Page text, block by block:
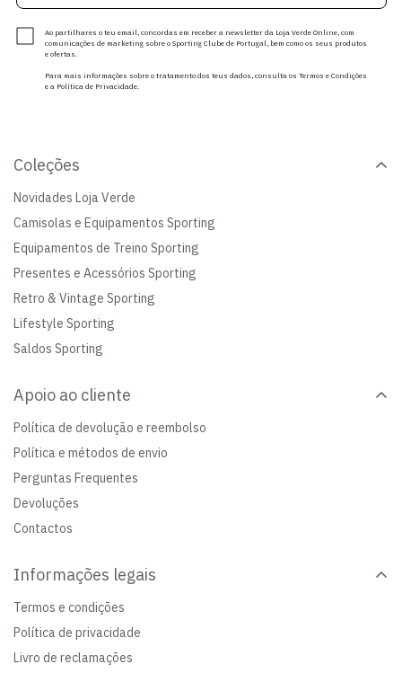
Ao partilhares o teu email, concordas em receber a newsletter da Loja Verde Online, com
comunicações de marketing sobre o Sporting Clube de Portugal, bem como os seus produtos
e ofertas.
Para mais informações sobre o tratamento dos teus dados, consulta os Termos e Condições
e a Política de Privacidade.
Coleções
Novidades Loja Verde
Camisolas e Equipamentos Sporting
Equipamentos de Treino Sporting
Presentes e Acessórios Sporting
Retro & Vintage Sporting
Lifestyle Sporting
Saldos Sporting
Apoio ao cliente
Política de devolução e reembolso
Política e métodos de envio
Perguntas Frequentes
Devoluções
Contactos
Informações legais
Termos e condições
Política de privacidade
Livro de reclamações